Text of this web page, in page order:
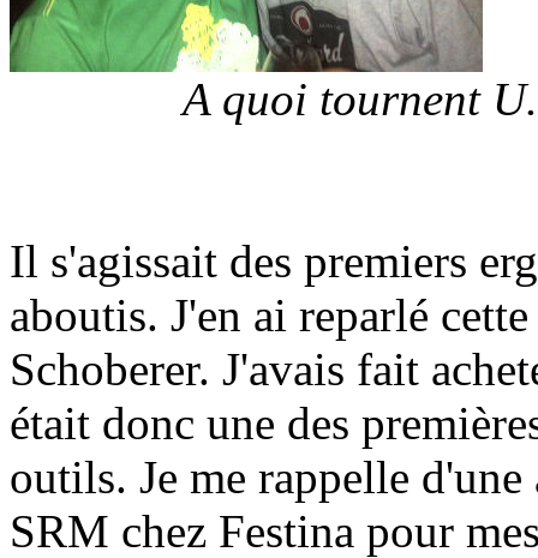
A quoi tournent
Il s'agissait des premiers
aboutis. J'en ai reparlé
Schoberer. J'avais fait
était donc une des
outils. Je me rappelle
SRM chez Festina pour